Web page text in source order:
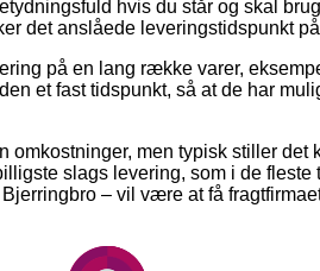
hvis du står og skal
det anslåede leveringstidspunkt
på en lang række varer,
et fast tidspunkt, så at de har
omkostninger, men typisk stiller det
slags levering, som i de
– vil være at få